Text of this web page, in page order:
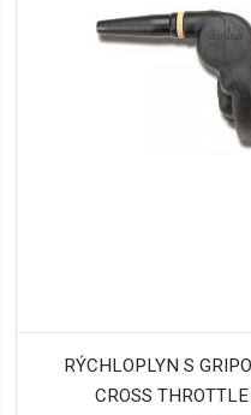
RÝCHLOPLYN S
CROSS